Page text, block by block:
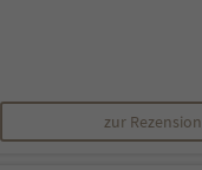
zur Rezension